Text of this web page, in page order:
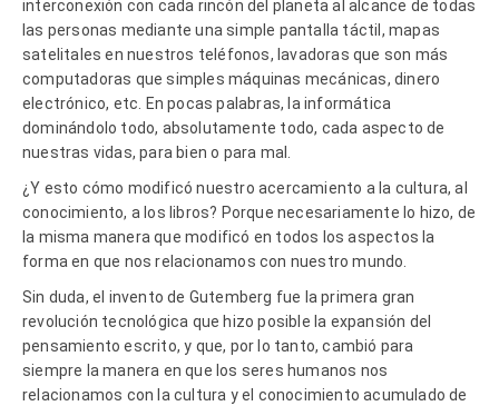
interconexión con cada rincón del planeta al alcance de todas
las personas mediante una simple pantalla táctil, mapas
satelitales en nuestros teléfonos, lavadoras que son más
computadoras que simples máquinas mecánicas, dinero
electrónico, etc. En pocas palabras, la informática
dominándolo todo, absolutamente todo, cada aspecto de
nuestras vidas, para bien o para mal.
¿Y esto cómo modificó nuestro acercamiento a la cultura, al
conocimiento, a los libros? Porque necesariamente lo hizo, de
la misma manera que modificó en todos los aspectos la
forma en que nos relacionamos con nuestro mundo.
Sin duda, el invento de Gutemberg fue la primera gran
revolución tecnológica que hizo posible la expansión del
pensamiento escrito, y que, por lo tanto, cambió para
siempre la manera en que los seres humanos nos
relacionamos con la cultura y el conocimiento acumulado de